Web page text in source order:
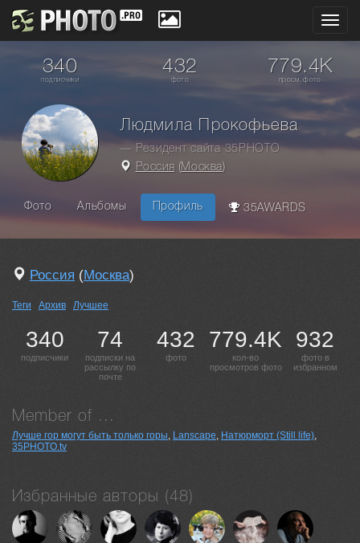
340
подписчики
432
фото
779.4K
просм. фото
Людмила Прокофьева
— Резидент сайта 35PHOTO
Россия (Москва)
Фото Альбомы Профиль 35AWARDS
Россия (Москва)
Теги Архив Лучшее
340
подписчики
74
подписки на
рассылку по
почте
432
фото
779.4K
кол-во
просмотров фото
932
фото в
избранном
Member of ...
Лучше гор могут быть только горы, Lanscape, Натюрморт (Still life),
35PHOTO.tv
Избранные авторы (48)